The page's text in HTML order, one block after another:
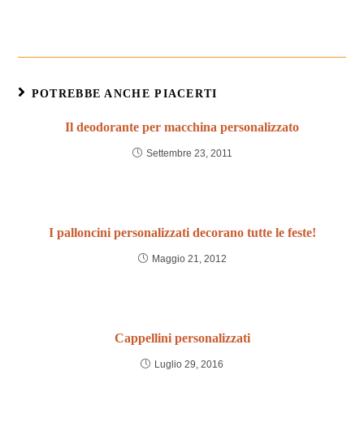
POTREBBE ANCHE PIACERTI
Il deodorante per macchina personalizzato
Settembre 23, 2011
I palloncini personalizzati decorano tutte le feste!
Maggio 21, 2012
Cappellini personalizzati
Luglio 29, 2016